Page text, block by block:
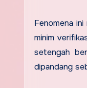
Fenomena
minim
setengah
dipandang